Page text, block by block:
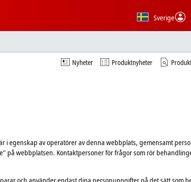
Sverige
Nyheter Produktnyheter
i egenskap av operatörer av denna webbplats, gemensamt
webbplatsen. Kontaktpersoner för frågor som rör
och använder endast dina personuppgifter på det sätt som